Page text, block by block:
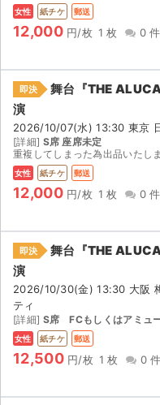
チケットジャム運営会社
プライバシーポリシー
特定商取引法に基づく表記
公演登録依頼
不正転売禁止法について
チケットジャムの取り組み
音楽情報
女性 紙チケ 郵送
12,000 円/枚 1 枚 0 件
即決
舞台『THE
演
2026/10/07(水) 13:30 東京
[詳細] S席 座席未定
重複してしまった為出品いたします。 ファンクラブ先行で当選したチケットです。 【注意
女性 紙チケ 郵送
12,000 円/枚 1 枚 0 件
即決
舞台『THE
演
2026/10/30(金) 13:30 大阪
ティ
[詳細] S席 FCもしくはアミュ
女性 紙チケ 郵送
12,500 円/枚 1 枚 0 件